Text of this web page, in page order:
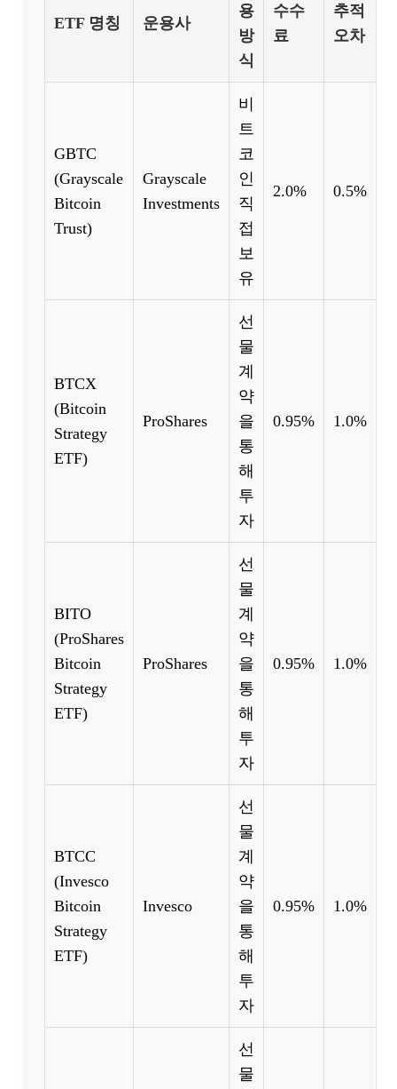
ETF 명칭 운용사
용
방
식
수수
료
추적
오차
GBTC
(Grayscale
Bitcoin
Trust)
Grayscale
Investments
비
트
코
인
직
접
보
유
2.0% 0.5%
BTCX
(Bitcoin
Strategy
ETF)
ProShares
선
물
계
약
을
통
해
투
자
0.95% 1.0%
BITO
(ProShares
Bitcoin
Strategy
ETF)
ProShares
선
물
계
약
을
통
해
투
자
0.95% 1.0%
BTCC
(Invesco
Bitcoin
Strategy
ETF)
Invesco
선
물
계
약
을
통
해
투
자
0.95% 1.0%
선
물